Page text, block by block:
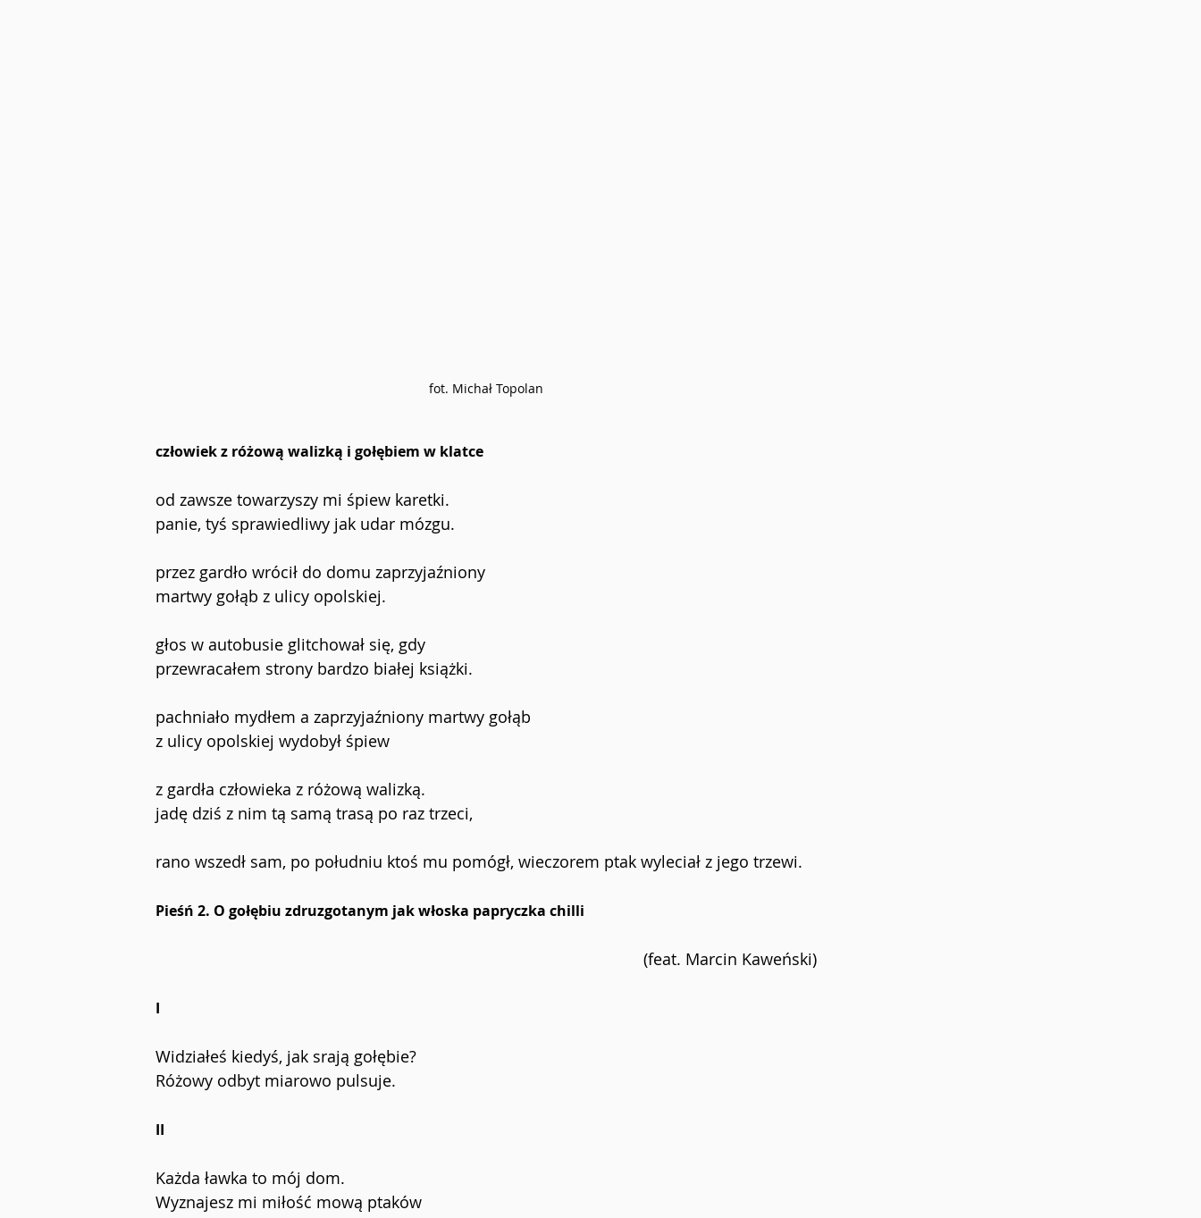
fot. Michał Topolan
człowiek z różową walizką i gołębiem w klatce
od zawsze towarzyszy mi śpiew karetki.
panie, tyś sprawiedliwy jak udar mózgu.
przez gardło wrócił do domu zaprzyjaźniony
martwy gołąb z ulicy opolskiej.
głos w autobusie glitchował się, gdy
przewracałem strony bardzo białej książki.
pachniało mydłem a zaprzyjaźniony martwy gołąb
z ulicy opolskiej wydobył śpiew
z gardła człowieka z różową walizką.
jadę dziś z nim tą samą trasą po raz trzeci,
rano wszedł sam, po południu ktoś mu pomógł, wieczorem ptak wyleciał z jego trzewi.
Pieśń 2. O gołębiu zdruzgotanym jak włoska papryczka chilli
(feat. Marcin Kaweński)
I
Widziałeś kiedyś, jak srają gołębie?
Różowy odbyt miarowo pulsuje.
II
Każda ławka to mój dom.
Wyznajesz mi miłość mową ptaków